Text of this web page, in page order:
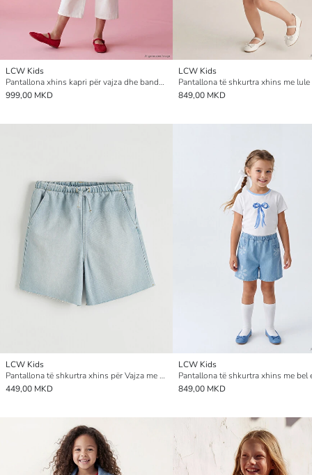
LCW Kids
Pantallona xhins kapri për vajza dhe bandanë
999,00 MKD
LCW Kids
849,00 MKD
LCW Kids
Pantallona të shkurtra xhins për Vajza me bel elastik
449,00 MKD
LCW Kids
849,00 MKD